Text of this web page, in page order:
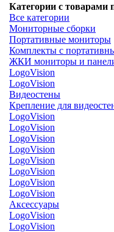
Категории с товарами
Все категории
Мониторные сборки
Портативные мониторы
Комплекты с
ЖКИ мониторы и
LogoVision
LogoVision
Видеостены
Крепление для
LogoVision
LogoVision
LogoVision
LogoVision
LogoVision
LogoVision
LogoVision
LogoVision
Аксессуары
LogoVision
LogoVision